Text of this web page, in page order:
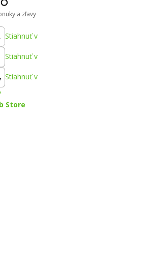
a zľavy
Stiahnuť v
Stiahnuť v
Stiahnuť v
Store